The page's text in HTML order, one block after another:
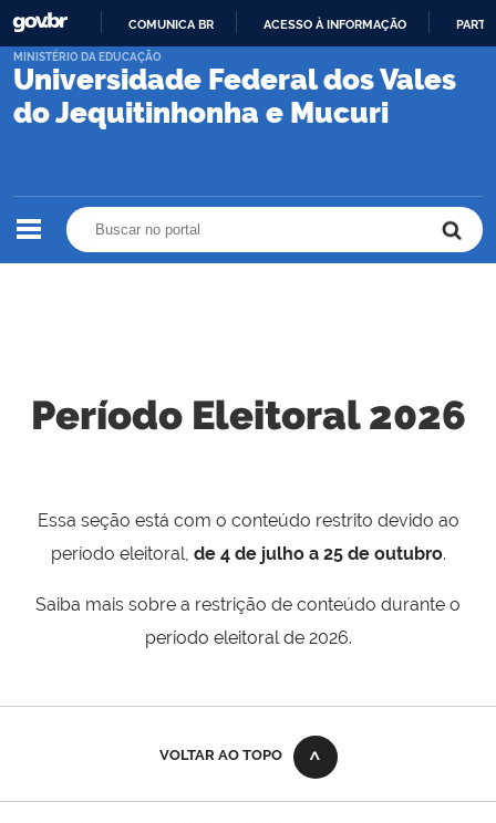
PARA
CONTEÚDO
COMUNICA BR ACESSO À INFORMAÇÃO
Universidade Federal dos Vales
do Jequitinhonha e Mucuri
MINISTÉRIO DA EDUCAÇÃO
Período Eleitoral 2026
Essa seção está com o conteúdo restrito devido ao
período eleitoral, de 4 de julho a 25 de outubro.
Saiba mais sobre a restrição de conteúdo durante o
período eleitoral de 2026.
VOLTAR AO TOPO